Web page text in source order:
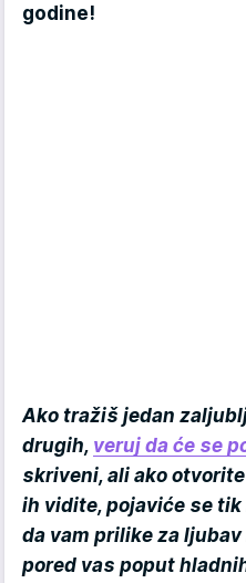
godine!
Ako tražiš jedan
drugih, veruj da će se
skriveni, ali ako
ih vidite, pojaviće se
da vam prilike za
pored vas poput